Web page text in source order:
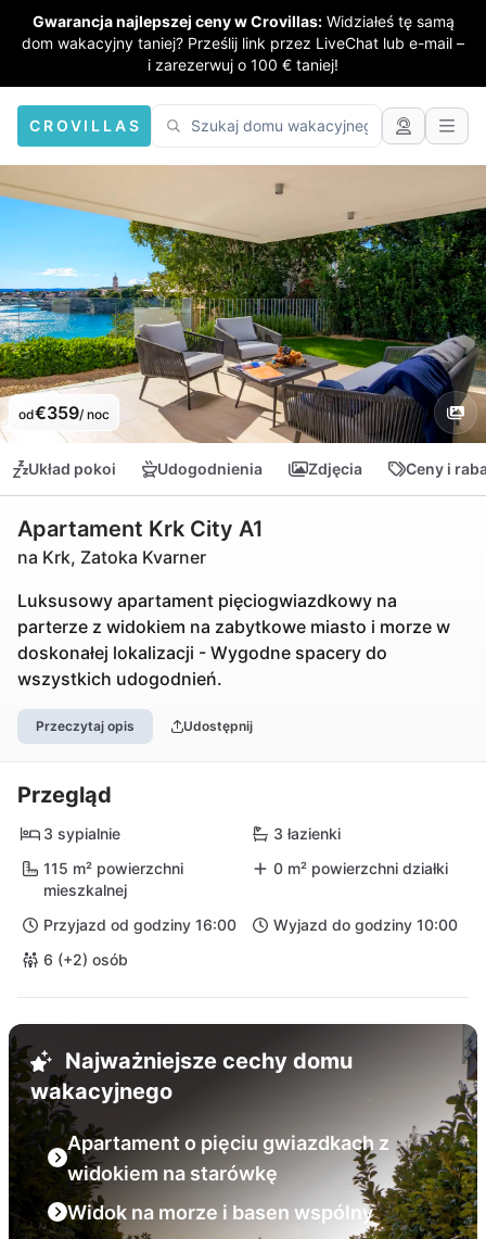
Gwarancja najlepszej ceny w Crovillas: Widziałeś tę samą
dom wakacyjny taniej? Prześlij link przez LiveChat lub e-mail –
i zarezerwuj o 100 € taniej!
CROVILLAS
od€359/ noc
Układ pokoi Udogodnienia Zdjęcia Ceny i
Apartament Krk City A1
na Krk, Zatoka Kvarner
Luksusowy apartament pięciogwiazdkowy na
parterze z widokiem na zabytkowe miasto i morze w
doskonałej lokalizacji - Wygodne spacery do
wszystkich udogodnień.
Przeczytaj opis Udostępnij
Przegląd
3 sypialnie
3 łazienki
115 m² powierzchni
mieszkalnej
0 m² powierzchni działki
Przyjazd od godziny 16:00
Wyjazd do godziny 10:00
6 (+2) osób
Najważniejsze cechy domu
wakacyjnego
Apartament o pięciu gwiazdkach z
widokiem na starówkę
Widok na morze i basen wspólny